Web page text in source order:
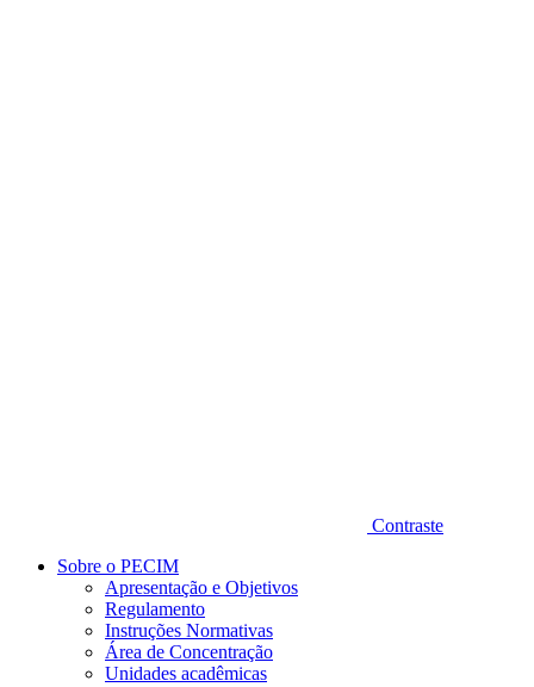
Contraste
Sobre o PECIM
Apresentação e Objetivos
Regulamento
Instruções Normativas
Área de Concentração
Unidades acadêmicas